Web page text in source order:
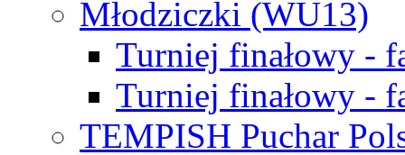
Młodziczki (WU13)
Turniej finałowy -
Turniej finałowy -
TEMPISH Puchar